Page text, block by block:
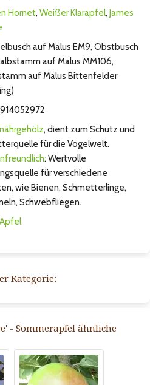
Hornet, Weißer Klarapfel, James
auf Malus EM9, Obstbusch
auf Malus MM106,
auf Malus Bittenfelder
, dient zum Schutz und
für die Vogelwelt.
: Wertvolle
für verschiedene
wie Bienen, Schmetterlinge,
Schwebfliegen.
Apfel
Kategorie:
- Sommerapfel ähnliche